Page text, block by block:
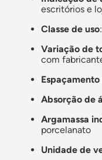
escritórios e
Classe de uso
Variação de
com
Absorção de
Argamassa
porcelanato
Unidade de